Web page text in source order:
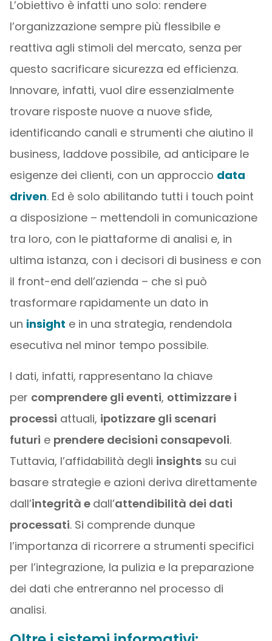
L’obiettivo è infatti uno solo: rendere
l’organizzazione sempre più flessibile e
reattiva agli stimoli del mercato, senza per
questo sacrificare sicurezza ed efficienza.
Innovare, infatti, vuol dire essenzialmente
trovare risposte nuove a nuove sfide,
identificando canali e strumenti che aiutino il
business, laddove possibile, ad anticipare le
esigenze dei clienti, con un approccio data
driven. Ed è solo abilitando tutti i touch point
a disposizione – mettendoli in comunicazione
tra loro, con le piattaforme di analisi e, in
ultima istanza, con i decisori di business e con
il front-end dell’azienda – che si può
trasformare rapidamente un dato in
un insight e in una strategia, rendendola
esecutiva nel minor tempo possibile.
I dati, infatti, rappresentano la chiave
per comprendere gli eventi, ottimizzare i
processi attuali, ipotizzare gli scenari
futuri e prendere decisioni consapevoli.
Tuttavia, l’affidabilità degli insightssu cui
basare strategie e azioni deriva direttamente
dall’integrità e dall’attendibilità dei dati
processati. Si comprende dunque
l’importanza di ricorrere a strumenti specifici
per l’integrazione, la pulizia e la preparazione
dei dati che entreranno nel processo di
analisi.